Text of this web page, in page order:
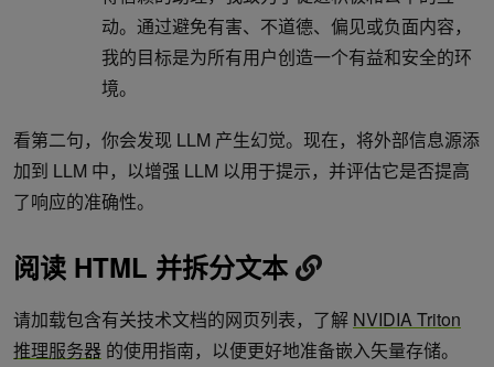
动。通过避免有害、不道德、偏见或负面内容，
我的目标是为所有用户创造一个有益和安全的环
境。
看第二句，你会发现 LLM 产生幻觉。现在，将外部信息源添
加到 LLM 中，以增强 LLM 以用于提示，并评估它是否提高
了响应的准确性。
阅读 HTML 并拆分文本
请加载包含有关技术文档的网页列表，了解 NVIDIA Triton
推理服务器 的使用指南，以便更好地准备嵌入矢量存储。